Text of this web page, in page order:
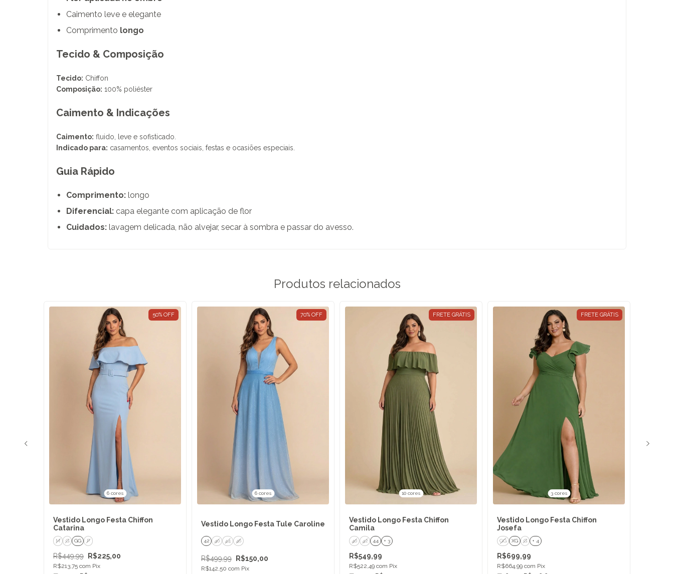
Caimento leve e elegante
Comprimento longo
Tecido & Composição
Tecido: Chiffon
Composição: 100% poliéster
Caimento & Indicações
Caimento: fluido, leve e sofisticado.
Indicado para: casamentos, eventos sociais, festas e ocasiões especiais.
Guia Rápido
Comprimento: longo
Diferencial: capa elegante com aplicação de flor
Cuidados: lavagem delicada, não alvejar, secar à sombra e passar do avesso.
Produtos relacionados
50% OFF
6 cores
Vestido Longo Festa Chiffon
Catarina
M G GG P
R$449,99 R$225,00
R$213,75 com Pix
70% OFF
6 cores
Vestido Longo Festa Tule Caroline
42 40 44 46
R$499,99 R$150,00
R$142,50 com Pix
FRETE GRÁTIS
10 cores
Vestido Longo Festa Chiffon
Camila
40 42 44 + 3
R$549,99
R$522,49 com Pix
FRETE GRÁTIS
3 cores
Vestido Longo Festa Chiffon
Josefa
GG XG G + 4
R$699,99
R$664,99 com Pix